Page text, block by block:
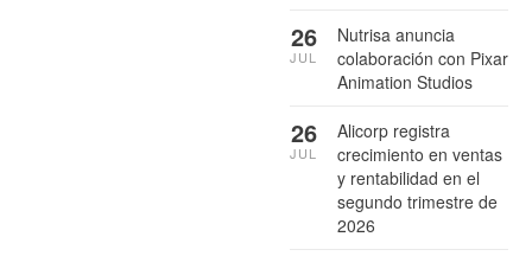
Nutrisa anuncia
colaboración con Pixar
Animation Studios
26
JUL
Alicorp registra
crecimiento en ventas
y rentabilidad en el
segundo trimestre de
2026
26
JUL